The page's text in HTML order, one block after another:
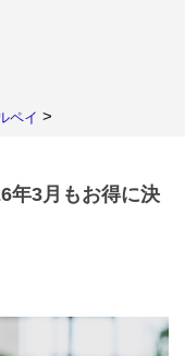
ペイ >
年3月もお得に決